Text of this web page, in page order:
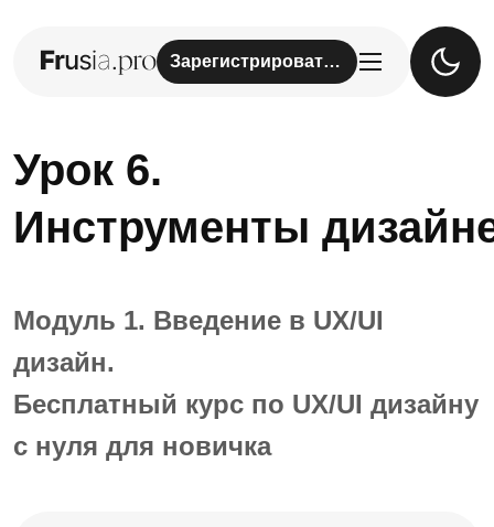
Зарегистрироваться
Урок 6.
Инструменты
Модуль 1. Введение в UX/UI
дизайн.
Бесплатный курс по UX/UI дизайну
с нуля для новичка